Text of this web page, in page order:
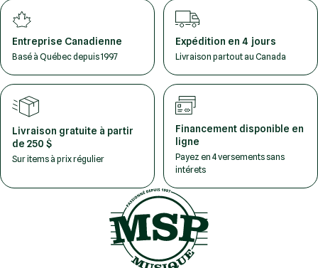
Entreprise Canadienne
Basé à Québec depuis 1997
Expédition en 4 jours
Livraison partout au Canada
Livraison gratuite à partir
de 250 $
Sur items à prix régulier
Financement disponible en
ligne
Payez en 4 versements sans
intérets